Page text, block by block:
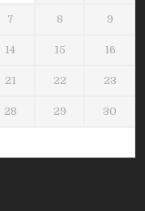
7 8 9
14 15 16
21 22 23
28 29 30